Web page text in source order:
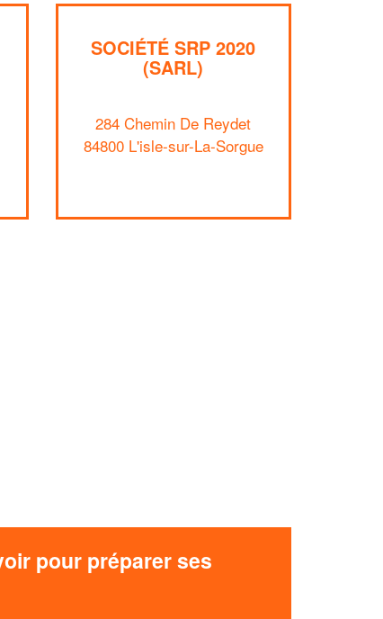
SOCIÉTÉ SRP 2020
(SARL)
284 Chemin De Reydet
84800 L'isle-sur-La-Sorgue
pour préparer ses